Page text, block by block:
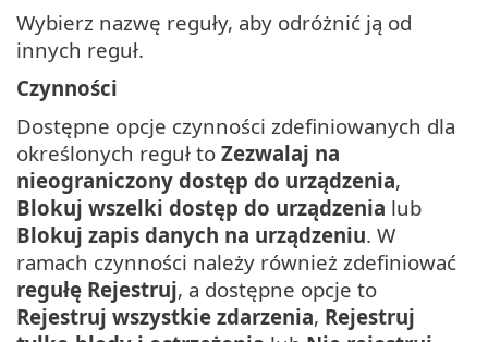
Wybierz nazwę reguły, aby odróżnić ją od
innych reguł.
Czynności
Dostępne opcje czynności zdefiniowanych dla
określonych reguł to Zezwalaj na
nieograniczony dostęp do urządzenia,
Blokuj wszelki dostęp do urządzenia lub
Blokuj zapis danych na urządzeniu. W
ramach czynności należy również zdefiniować
regułę Rejestruj, a dostępne opcje to
Rejestruj wszystkie zdarzenia, Rejestruj